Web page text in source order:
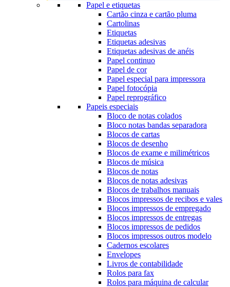
Papel e etiquetas
Cartão cinza e cartão pluma
Cartolinas
Etiquetas
Etiquetas adesivas
Etiquetas adesivas de anéis
Papel continuo
Papel de cor
Papel especial para impressora
Papel fotocópia
Papel reprográfico
Papeis especiais
Bloco de notas colados
Bloco notas bandas separadora
Blocos de cartas
Blocos de desenho
Blocos de exame e milimétricos
Blocos de música
Blocos de notas
Blocos de notas adesivas
Blocos de trabalhos manuais
Blocos impressos de recibos e vales
Blocos impressos de empregado
Blocos impressos de entregas
Blocos impressos de pedidos
Blocos impressos outros modelo
Cadernos escolares
Envelopes
Livros de contabilidade
Rolos para fax
Rolos para máquina de calcular